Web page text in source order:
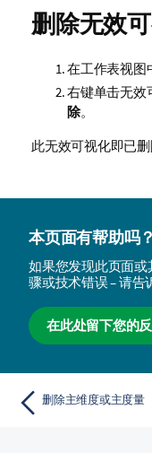
删除无效
在工作表视图
右键单击无效
除。
此无效可视化即已删
本页面有帮助吗？
如果您发现此页面或
骤或技术错误 – 请告
在此处留下您的
删除主维度或主度量